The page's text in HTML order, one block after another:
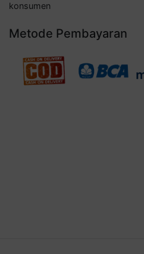
konsumen
Metode Pembayaran